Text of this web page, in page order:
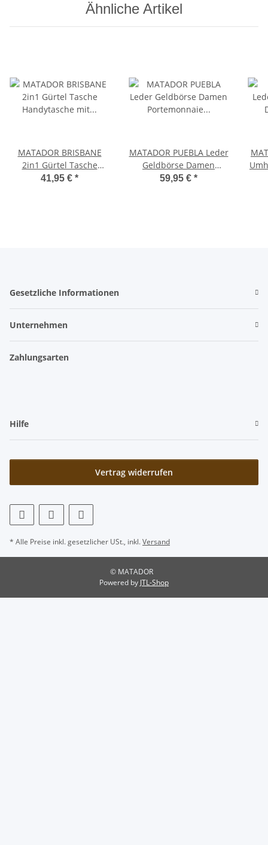
Ähnliche Artikel
MATADOR BRISBANE
2in1 Gürtel Tasche
Handytasche mit
41,95 € *
MATADOR PUEBLA Leder
Geldbörse Damen
Portemonnaie
59,95 € *
Gesetzliche Informationen
Unternehmen
Zahlungsarten
Hilfe
Vertrag widerrufen
* Alle Preise inkl. gesetzlicher USt., inkl.Versand
© MATADOR
Powered by JTL-Shop